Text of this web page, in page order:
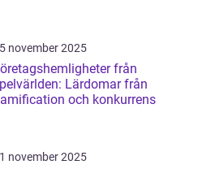
november 2025
från
Lärdomar från
och konkurrens
november 2025